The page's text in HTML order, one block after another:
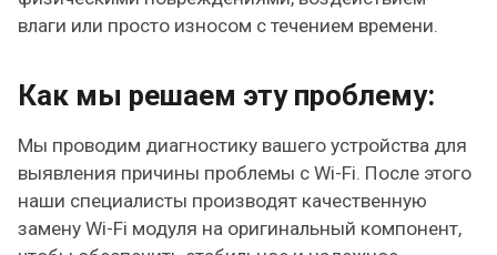
влаги или просто износом с течением времени.
Как мы решаем эту проблему:
Мы проводим диагностику вашего устройства для
выявления причины проблемы с Wi-Fi. После этого
наши специалисты производят качественную
замену Wi-Fi модуля на оригинальный компонент,